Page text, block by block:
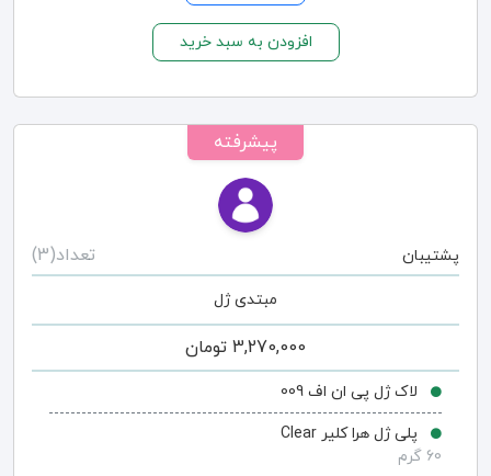
افزودن به سبد خرید
پیشرفته
پشتیبان تعداد(3)
مبتدی ژل
3,270,000 تومان
لاک ژل پی ان اف 009
پلی ژل هرا کلیر Clear
60 گرم